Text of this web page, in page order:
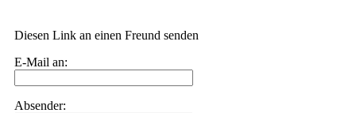
Diesen Link an einen Freund senden
E-Mail an:
Absender: